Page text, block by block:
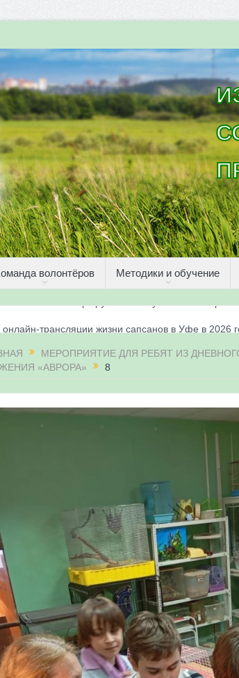
волонтёров Методики и обучение
2026» в Республике Башкортостан
получили имена и кольца
2026» в Республике Башкортостан
— 21-31 мая 2026
сапсанов на крыше Уралсиба в Уфе в 2026 г.
и бердвотчеров в проекте «Развитие
части России»
— 11-20 мая 2026
постоянных маршрутах в Республике
МЕРОПРИЯТИЕ ДЛЯ РЕБЯТ ИЗ
«АВРОРА»
8